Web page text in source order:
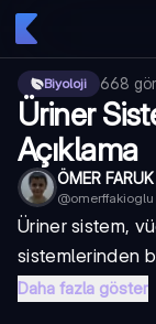
Biyoloji 668
Üriner
Açıklama
ÖMER
@omerffakioglu
Üriner sistem,
sistemlerinden
Daha fazla göster